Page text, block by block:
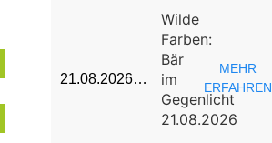
21.08.2026…
Wilde
Farben:
Bär
im
Gegenlicht
21.08.2026
MEHR
ERFAHREN